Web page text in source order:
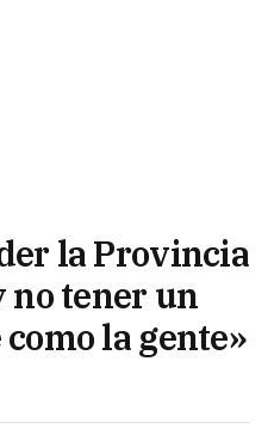
la Provincia
no tener un
la gente»